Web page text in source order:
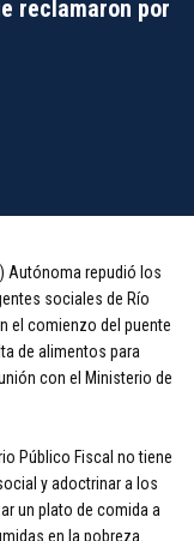
reclamaron por
Autónoma repudió los
sociales de Río
el comienzo del puente
de alimentos para
con el Ministerio de
Público Fiscal no tiene
y adoctrinar a los
un plato de comida a
en la pobreza.